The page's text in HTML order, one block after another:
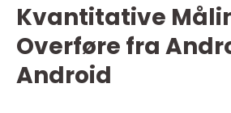
Kvantitative
Overføre fra
Android